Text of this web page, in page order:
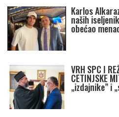
Karlos
naših
obećao
VRH SPC I
CETINJSKE
„izdajnike” i